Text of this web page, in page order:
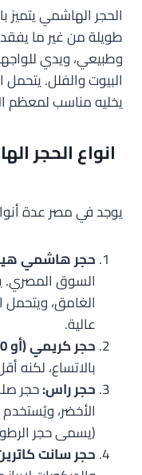
الحجر الهاشمي يتميز
طويلة من غير ما
وطبيعي، ويدي
البيوت والفلل.
يخليه مناسب لمعظم
انواع الحجر
يوجد في مصر عدة
حجر هاشمي
السوق المصري.
الغامق، ويتحمل
عالية.
حجر كريمي (أو 80):
بالاتساع، لكنه
حجر راس:حجر
الأخضر،
(يسمى حجر
حجر سانت